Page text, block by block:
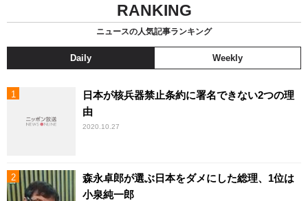
RANKING
ニュースの人気記事ランキング
Daily Weekly
日本が核兵器禁止条約に署名できない2つの理
由
2020.10.27
森永卓郎が選ぶ日本をダメにした総理、1位は
小泉純一郎